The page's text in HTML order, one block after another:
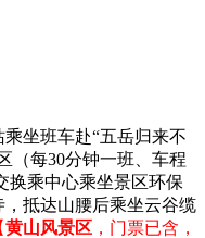
坐班车赴“五岳归来不
（每30分钟一班、车程
换乘中心乘坐景区环保
抵达山腰后乘坐云谷缆
黄山风景区 ，门票已含，